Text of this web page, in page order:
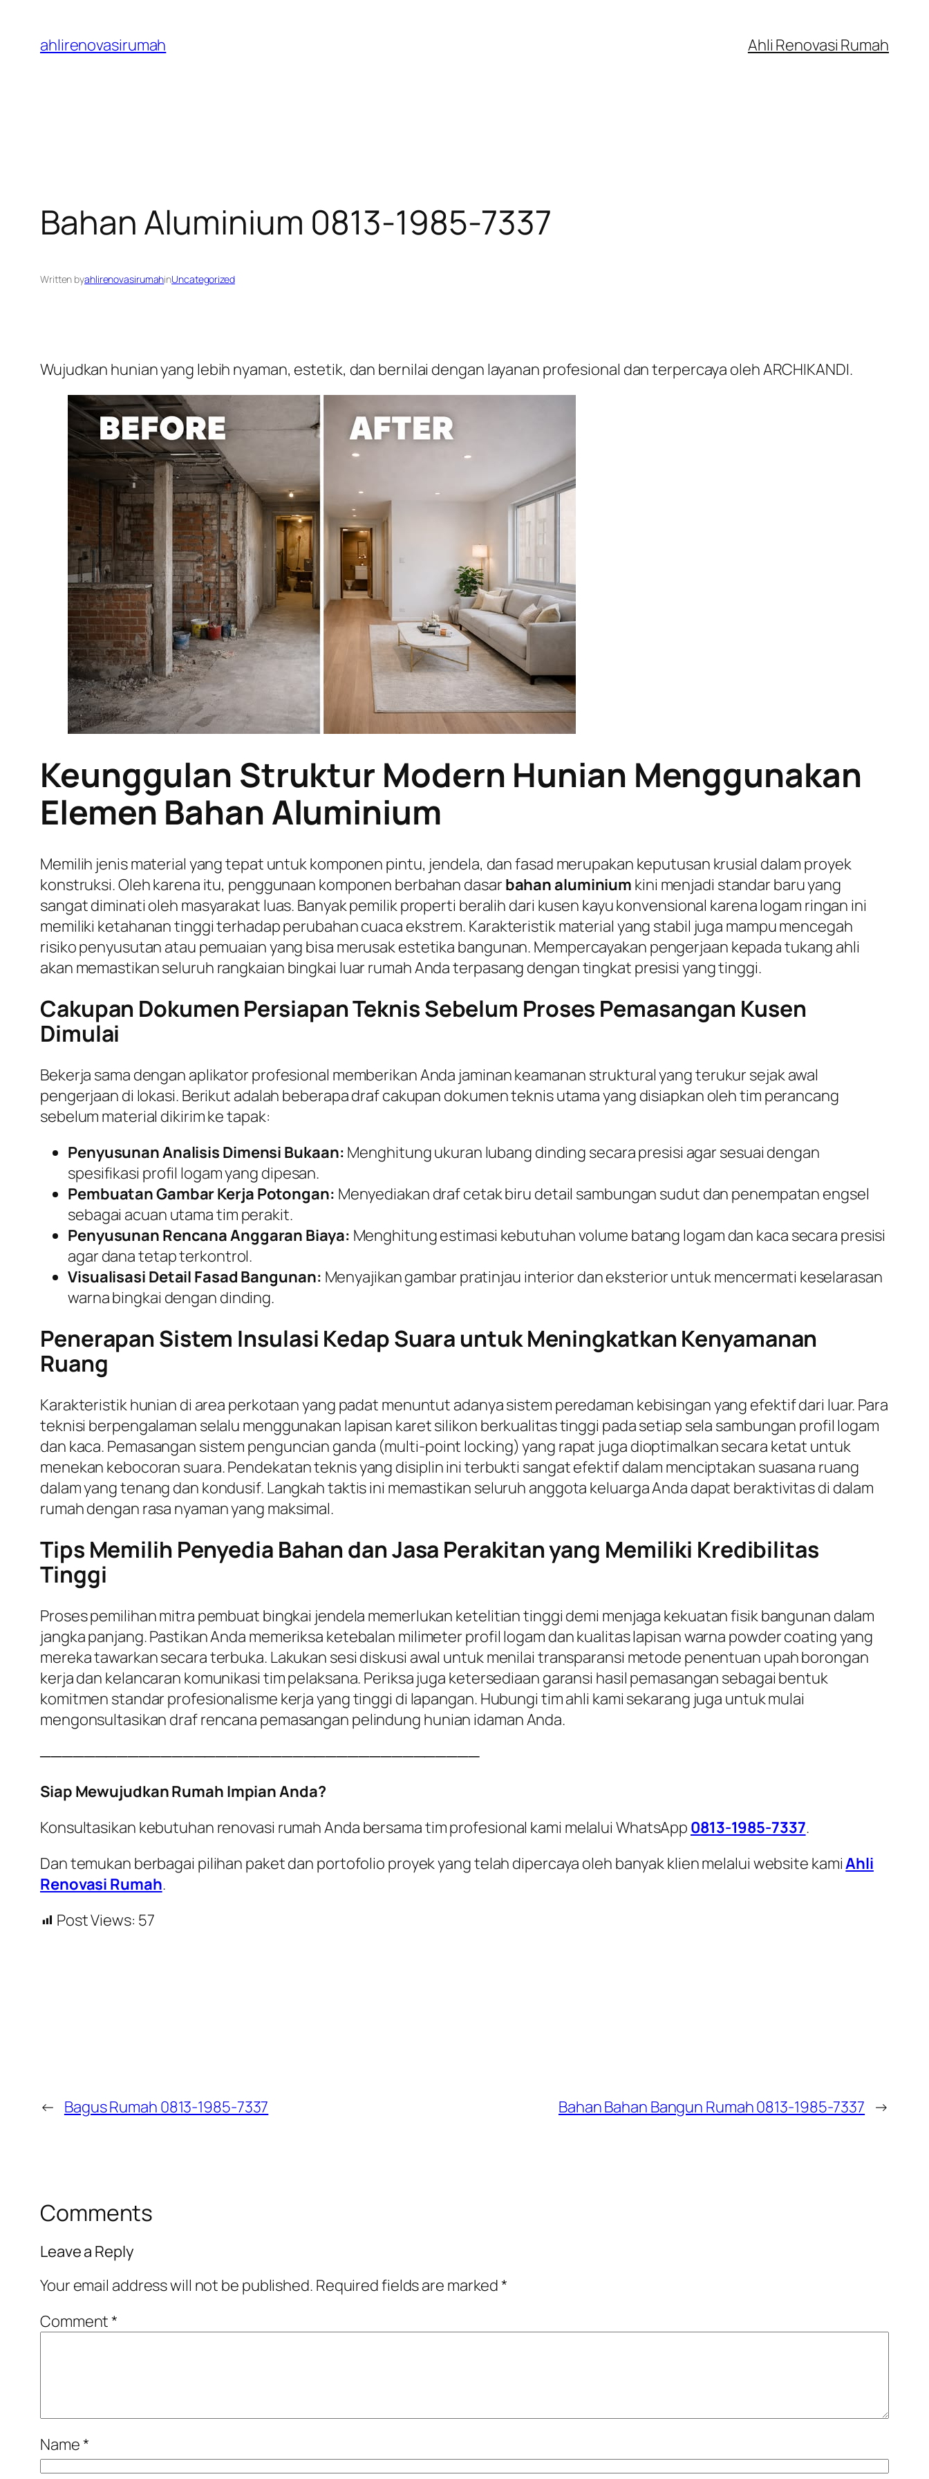
content
ahlirenovasirumah Ahli Renovasi Rumah
Bahan Aluminium 0813-1985-7337
Written byahlirenovasirumahinUncategorized
Wujudkan hunian yang lebih nyaman, estetik, dan bernilai dengan layanan profesional dan terpercaya oleh ARCHIKANDI.
Keunggulan Struktur Modern Hunian Menggunakan
Elemen Bahan Aluminium
Memilih jenis material yang tepat untuk komponen pintu, jendela, dan fasad merupakan keputusan krusial dalam proyek
konstruksi. Oleh karena itu, penggunaan komponen berbahan dasar bahan aluminium kini menjadi standar baru yang
sangat diminati oleh masyarakat luas. Banyak pemilik properti beralih dari kusen kayu konvensional karena logam ringan ini
memiliki ketahanan tinggi terhadap perubahan cuaca ekstrem. Karakteristik material yang stabil juga mampu mencegah
risiko penyusutan atau pemuaian yang bisa merusak estetika bangunan. Mempercayakan pengerjaan kepada tukang ahli
akan memastikan seluruh rangkaian bingkai luar rumah Anda terpasang dengan tingkat presisi yang tinggi.
Cakupan Dokumen Persiapan Teknis Sebelum Proses Pemasangan Kusen
Dimulai
Bekerja sama dengan aplikator profesional memberikan Anda jaminan keamanan struktural yang terukur sejak awal
pengerjaan di lokasi. Berikut adalah beberapa draf cakupan dokumen teknis utama yang disiapkan oleh tim perancang
sebelum material dikirim ke tapak:
Penyusunan Analisis Dimensi Bukaan: Menghitung ukuran lubang dinding secara presisi agar sesuai dengan
spesifikasi profil logam yang dipesan.
Pembuatan Gambar Kerja Potongan: Menyediakan draf cetak biru detail sambungan sudut dan penempatan engsel
sebagai acuan utama tim perakit.
Penyusunan Rencana Anggaran Biaya: Menghitung estimasi kebutuhan volume batang logam dan kaca secara presisi
agar dana tetap terkontrol.
Visualisasi Detail Fasad Bangunan: Menyajikan gambar pratinjau interior dan eksterior untuk mencermati keselarasan
warna bingkai dengan dinding.
Penerapan Sistem Insulasi Kedap Suara untuk Meningkatkan Kenyamanan
Ruang
Karakteristik hunian di area perkotaan yang padat menuntut adanya sistem peredaman kebisingan yang efektif dari luar. Para
teknisi berpengalaman selalu menggunakan lapisan karet silikon berkualitas tinggi pada setiap sela sambungan profil logam
dan kaca. Pemasangan sistem penguncian ganda (multi-point locking) yang rapat juga dioptimalkan secara ketat untuk
menekan kebocoran suara. Pendekatan teknis yang disiplin ini terbukti sangat efektif dalam menciptakan suasana ruang
dalam yang tenang dan kondusif. Langkah taktis ini memastikan seluruh anggota keluarga Anda dapat beraktivitas di dalam
rumah dengan rasa nyaman yang maksimal.
Tips Memilih Penyedia Bahan dan Jasa Perakitan yang Memiliki Kredibilitas
Tinggi
Proses pemilihan mitra pembuat bingkai jendela memerlukan ketelitian tinggi demi menjaga kekuatan fisik bangunan dalam
jangka panjang. Pastikan Anda memeriksa ketebalan milimeter profil logam dan kualitas lapisan warna powder coatingyang
mereka tawarkan secara terbuka. Lakukan sesi diskusi awal untuk menilai transparansi metode penentuan upah borongan
kerja dan kelancaran komunikasi tim pelaksana. Periksa juga ketersediaan garansi hasil pemasangan sebagai bentuk
komitmen standar profesionalisme kerja yang tinggi di lapangan. Hubungi tim ahli kami sekarang juga untuk mulai
mengonsultasikan draf rencana pemasangan pelindung hunian idaman Anda.
────────────────────────────────────────
Siap Mewujudkan Rumah Impian Anda?
Konsultasikan kebutuhan renovasi rumah Anda bersama tim profesional kami melalui WhatsApp 0813-1985-7337.
Dan temukan berbagai pilihan paket dan portofolio proyek yang telah dipercaya oleh banyak klien melalui website kamiAhli
Renovasi Rumah.
Post Views: 57
← Bagus Rumah 0813-1985-7337 Bahan Bahan Bangun Rumah 0813-1985-7337 →
Comments
Leave a Reply
Your email address will not be published. Required fields are marked*
Comment*
Name*